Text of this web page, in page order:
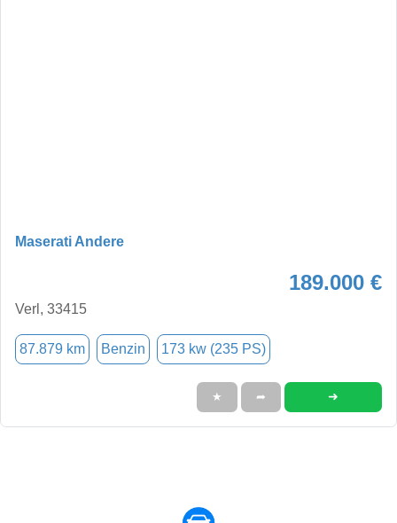
Maserati Andere
189.000 €
Verl, 33415
87.879 km Benzin 173 kw (235 PS)
★ ➦ ➜